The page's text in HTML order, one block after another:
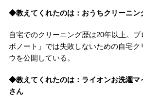
◆教えてくれたのは：おうちクリーニン
自宅でのクリーニング歴は20年以上。
ボノート」では失敗しないための自宅ク
ウを公開している。
◆教えてくれたのは：ライオンお洗濯マ
さん